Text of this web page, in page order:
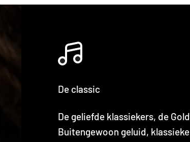
De classic
De geliefde klassiekers, de
Buitengewoon geluid,